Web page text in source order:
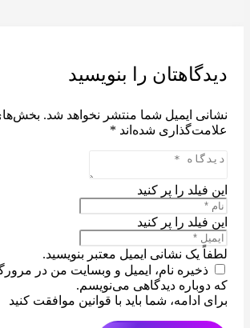
دیدگاهتان را بنویسید
نشانی ایمیل شما منتشر نخواهد شد.
علامت‌گذاری شده‌اند *
این فیلد را پر کنید
این فیلد را پر کنید
لطفاً یک نشانی ایمیل معتبر بنویسید.
ذخیره نام، ایمیل و وبسایت من در
که دوباره دیدگاهی می‌نویسم.
برای ادامه، شما باید با قوانین موافقت کنید